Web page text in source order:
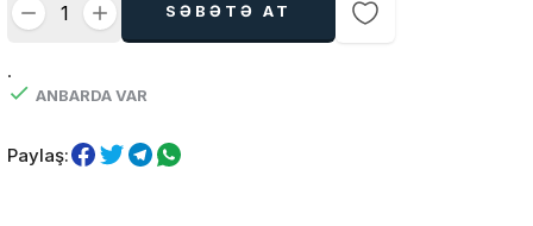
SƏBƏTƏ AT
.
ANBARDA VAR
Paylaş: